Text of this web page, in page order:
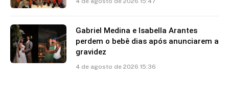
Gabriel Medina e Isabella Arantes
perdem o bebê dias após anunciarem a
gravidez
4 de agosto de 2026 15:36